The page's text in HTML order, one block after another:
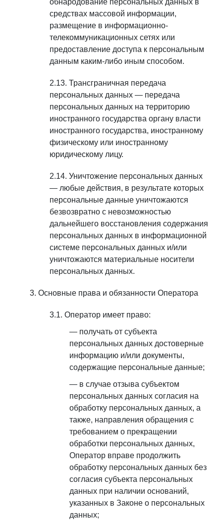
обнародование персональных данных в
средствах массовой информации,
размещение в информационно-
телекоммуникационных сетях или
предоставление доступа к персональным
данным каким-либо иным способом.
Трансграничная передача
персональных данных — передача
персональных данных на территорию
иностранного государства органу власти
иностранного государства, иностранному
физическому или иностранному
юридическому лицу.
Уничтожение персональных данных
— любые действия, в результате которых
персональные данные уничтожаются
безвозвратно с невозможностью
дальнейшего восстановления содержания
персональных данных в информационной
системе персональных данных и/или
уничтожаются материальные носители
персональных данных.
Основные права и обязанности Оператора
Оператор имеет право:
получать от субъекта
персональных данных достоверные
информацию и/или документы,
содержащие персональные данные;
в случае отзыва субъектом
персональных данных согласия на
обработку персональных данных, а
также, направления обращения с
требованием о прекращении
обработки персональных данных,
Оператор вправе продолжить
обработку персональных данных без
согласия субъекта персональных
данных при наличии оснований,
указанных в Законе о персональных
данных;